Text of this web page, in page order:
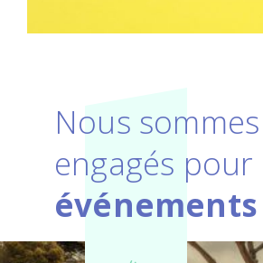
Nous sommes
engagés pour
événements